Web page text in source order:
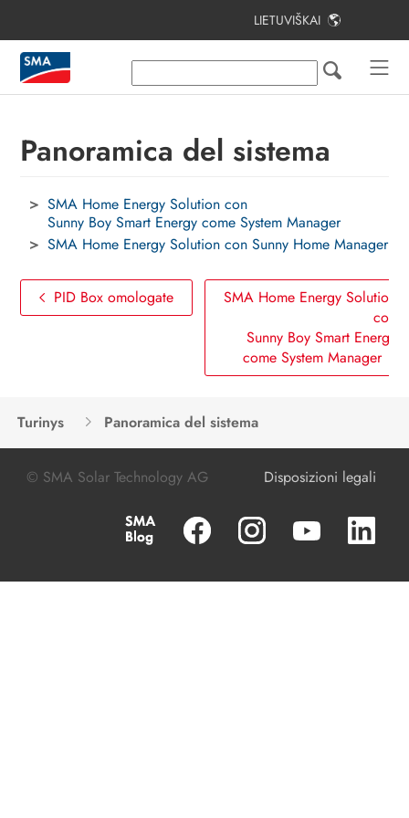
LIETUVIŠKAI
Panoramica del sistema
SMA Home Energy Solution con
Sunny Boy Smart Energy come System Manager
SMA Home Energy Solution con Sunny Home Manager
PID Box omologate
SMA Home Energy Solution
con
Sunny Boy Smart Energy
come System Manager
Turinys Panoramica del sistema
© SMA Solar Technology AG Disposizioni legali
Turinys
Note relative al presente documento
Casi applicativi di
Componenti del sistema
Procedura per la prima installazione
e messa in servizio del sistema